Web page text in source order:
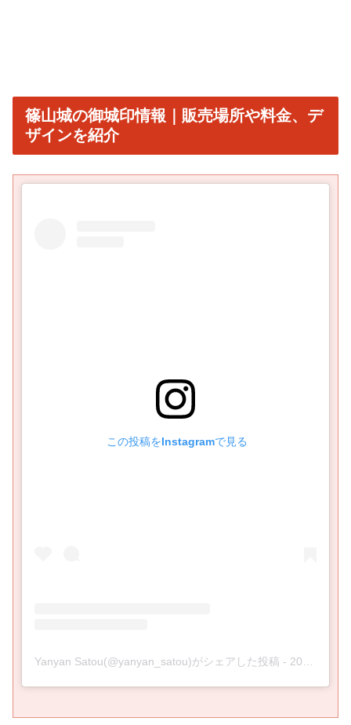
篠山城の御城印情報｜販売場所や料金、デ
ザインを紹介
この投稿をInstagramで見る
Yanyan Satou(@yanyan_satou)がシェアした投稿 - 2020年 3月月20日午前7時16分PDT